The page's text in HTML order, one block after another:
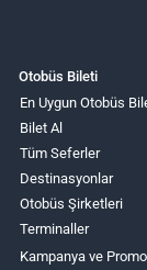
Otobüs Bileti
En Uygun Otobüs
Bilet Al
Tüm Seferler
Destinasyonlar
Otobüs Şirketleri
Terminaller
Kampanya ve